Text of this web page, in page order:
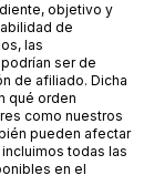
objetivo y
de
las
ser de
de afiliado. Dicha
qué orden
como nuestros
pueden afectar
todas las
en el